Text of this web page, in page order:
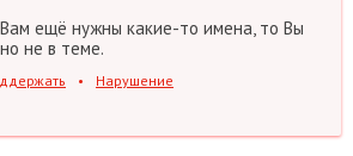
Вам ещё нужны какие-то имена, то Вы
не в теме.
• Нарушение